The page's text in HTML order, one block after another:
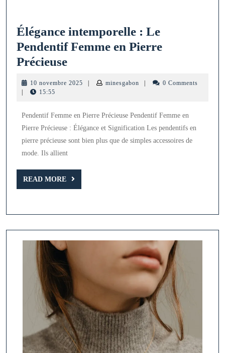
Élégance intemporelle : Le
Pendentif Femme en Pierre
PrécieuseÉlégance
intemporelle
Pendentif
Femme
en
Pierre
Précieuse
10 novembre 2025 10| minesgabon minesgabon
|
0 Comments
|
15:55
Pendentif Femme en Pierre Précieuse Pendentif Femme en
Pierre Précieuse : Élégance et Signification Les pendentifs en
pierre précieuse sont bien plus que de simples accessoires de
mode. Ils allient
READ MORE
READ
MORE